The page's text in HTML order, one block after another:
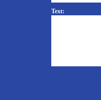
Text: